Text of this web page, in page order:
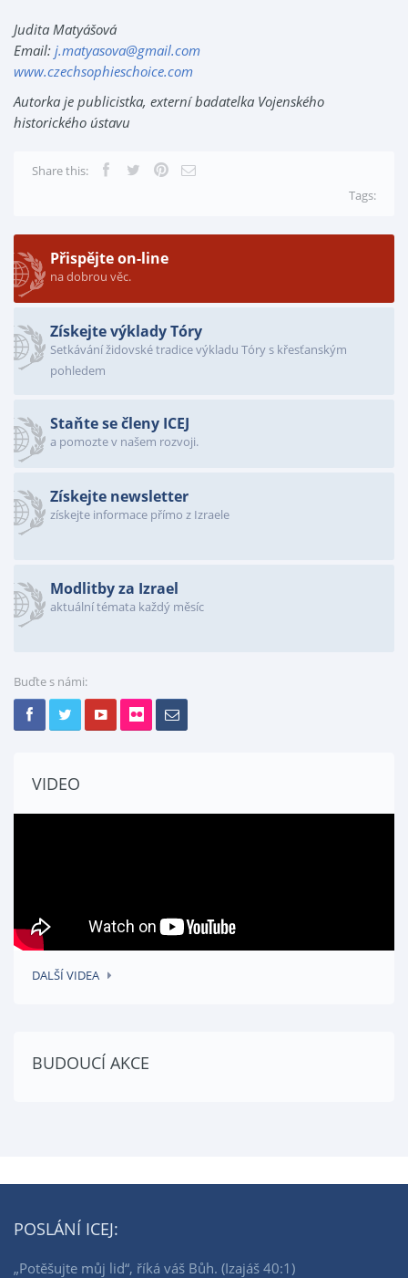
Judita Matyášová
Email: j.matyasova@gmail.com
www.czechsophieschoice.com
Autorka je publicistka, externí badatelka Vojenského
historického ústavu
Share this:
Tags:
Přispějte on-line
na dobrou věc.
Získejte výklady Tóry
Setkávání židovské tradice výkladu Tóry s křesťanským
pohledem
Staňte se členy ICEJ
a pomozte v našem rozvoji.
Získejte newsletter
získejte informace přímo z Izraele
Modlitby za Izrael
aktuální témata každý měsíc
Buďte s námi:
VIDEO
DALŠÍ VIDEA
BUDOUCÍ AKCE
POSLÁNÍ ICEJ:
„Potěšujte můj lid“, říká váš Bůh. (Izajáš 40:1)